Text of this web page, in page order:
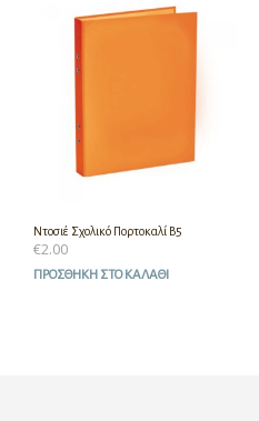
Ντοσιέ Σχολικό Πορτοκαλί Β5
€2.00
ΠΡΟΣΘΉΚΗ ΣΤΟ ΚΑΛΆΘΙ